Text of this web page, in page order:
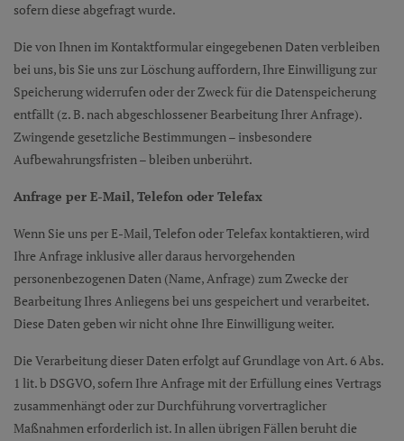
sofern diese abgefragt wurde.
Die von Ihnen im Kontaktformular eingegebenen Daten verbleiben
bei uns, bis Sie uns zur Löschung auffordern, Ihre Einwilligung zur
Speicherung widerrufen oder der Zweck für die Datenspeicherung
entfällt (z. B. nach abgeschlossener Bearbeitung Ihrer Anfrage).
Zwingende gesetzliche Bestimmungen – insbesondere
Aufbewahrungsfristen – bleiben unberührt.
Anfrage per E-Mail, Telefon oder Telefax
Wenn Sie uns per E-Mail, Telefon oder Telefax kontaktieren, wird
Ihre Anfrage inklusive aller daraus hervorgehenden
personenbezogenen Daten (Name, Anfrage) zum Zwecke der
Bearbeitung Ihres Anliegens bei uns gespeichert und verarbeitet.
Diese Daten geben wir nicht ohne Ihre Einwilligung weiter.
Die Verarbeitung dieser Daten erfolgt auf Grundlage von Art. 6 Abs.
1 lit. b DSGVO, sofern Ihre Anfrage mit der Erfüllung eines Vertrags
zusammenhängt oder zur Durchführung vorvertraglicher
Maßnahmen erforderlich ist. In allen übrigen Fällen beruht die